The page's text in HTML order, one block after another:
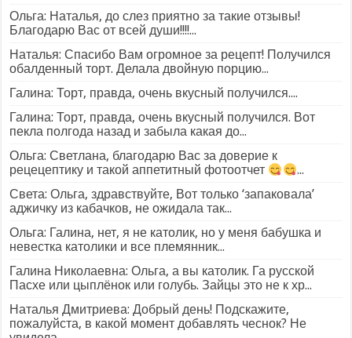
Ольга: Наталья, до слез приятно за такие отзывы!
Благодарю Вас от всей души!!!!...
Наталья: Спасибо Вам огромное за рецепт! Получился
обалденный торт. Делала двойную порцию...
Галина: Торт, правда, очень вкусный получился....
Галина: Торт, правда, очень вкусный получился. Вот
пекла полгода назад и забыла какая до...
Ольга: Светлана, благодарю Вас за доверие к
рецецептику и такой аппетитный фотоотчет
...
Света: Ольга, здравствуйте, Вот только ‘запаковала’
аджичку из кабачков, не ожидала так...
Ольга: Галина, нет, я не католик, но у меня бабушка и
невестка католики и все племянник...
Галина Николаевна: Ольга, а вы католик. Га русской
Пасхе или цыплёнок или голубь. Зайцы это не к хр...
Наталья Дмитриева: Добрый день! Подскажите,
пожалуйста, в какой момент добавлять чеснок? Не